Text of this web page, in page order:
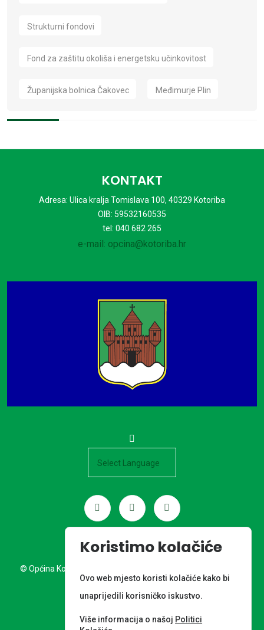
Strukturni fondovi
Fond za zaštitu okoliša i energetsku učinkovitost
Županijska bolnica Čakovec Međimurje Plin
KONTAKT
Adresa: Ulica kralja Tomislava 100, 40329 Kotoriba
OIB: 59532160535
tel: 040 682 265
e-mail: opcina@kotoriba.hr
© Općina Kotoriba. Sva prava pridržana. Izrada web stranice:
Nordia grupa d.o.o.
Koristimo kolačiće
Ovo web mjesto koristi kolačiće kako bi
unaprijedili korisničko iskustvo.
Više informacija o našoj Politici